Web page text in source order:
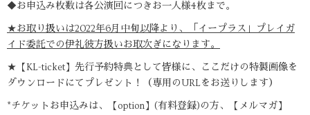
◆お申込み枚数は各公演回につきお一人様4枚まで。
★お取り扱いは2022年6月中旬以降より、「イープラス」プレイガ
イド委託での伊礼彼方扱いお取次ぎになります。
★【KL-ticket】先行予約特典として皆様に、ここだけの特製画像を
ダウンロードにてプレゼント！（専用のURLをお送りします）
*チケットお申込みは、【option】(有料登録)の方、【メルマガ】